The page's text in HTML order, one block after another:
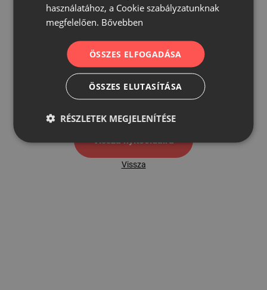
500
Vissza nyítóoldalra
Vissza
használatához, a Cookie szabályzatunknak
megfelelően. Bővebben
ÖSSZES ELFOGADÁSA
ÖSSZES ELUTASÍTÁSA
RÉSZLETEK MEGJELENÍTÉSE